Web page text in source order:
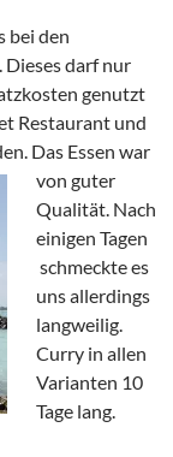
bei den
Dieses darf nur
genutzt
Restaurant und
Das Essen war
von guter
Qualität. Nach
einigen Tagen
schmeckte es
uns allerdings
langweilig.
Curry in allen
Varianten 10
Tage lang.